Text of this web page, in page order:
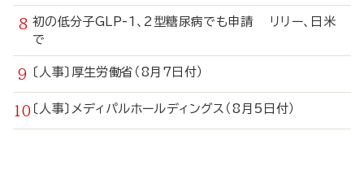
初の低分子GLP-1、2型糖尿病でも申請 リリー、日米
で
〔人事〕厚生労働省（8月7日付）
〔人事〕メディパルホールディングス（8月5日付）